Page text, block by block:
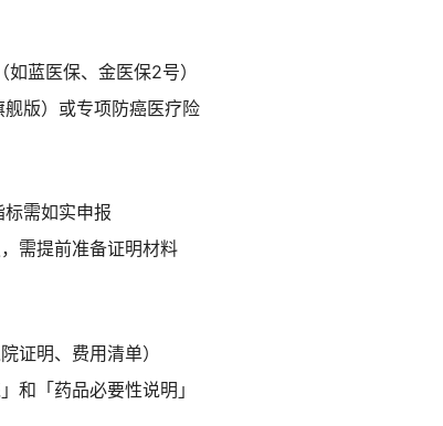
蓝医保、金医保2号）
版）或专项防癌医疗险
需如实申报
需提前准备证明材料
证明、费用清单）
和「药品必要性说明」